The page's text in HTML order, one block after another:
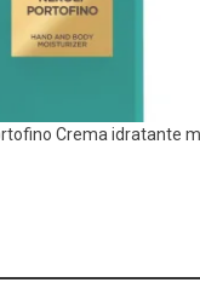
Crema idratante